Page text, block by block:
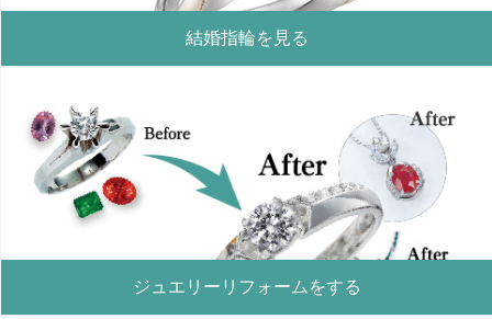
結婚指輪を見る
ジュエリーリフォームをする